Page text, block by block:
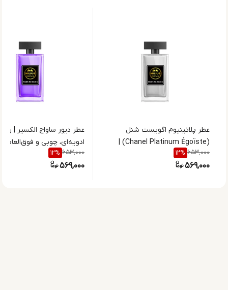
عطر پلاتینیوم اگویست شنل
(Chanel Platinum Égoïste) |
رایحه مردانه شیک و کلاسیک
653,000
12%
569,000
عطر دیور ساواج الکسیر |
ادویه‌ای، چوبی و فوق‌العاده
653,000
12%
569,000